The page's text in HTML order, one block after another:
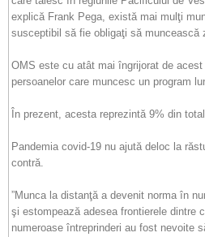
explică Frank Pega, există mai mulţi
susceptibil să fie obligaţi să muncească
OMS este cu atât mai îngrijorat de acest
persoanelor care muncesc un program
În prezent, acesta reprezintă 9% din
Pandemia covid-19 nu ajută deloc la
contră.
”Munca la distanţă a devenit norma în
şi estompează adesea frontierele dintre
numeroase întreprinderi au fost nevoite